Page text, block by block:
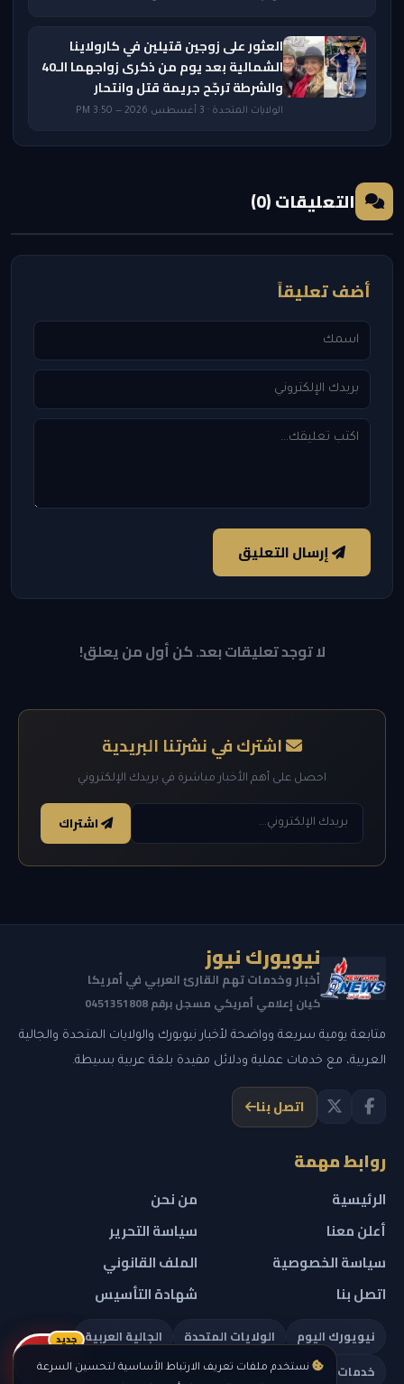
نستخدم ملفات تعريف الارتباط الأساسية لتحسين السرعة
العثور على زوجين قتيلين في كارولاينا
الشمالية بعد يوم من ذكرى زواجهما الـ40
والشرطة ترجّح جريمة قتل وانتحار
الولايات المتحدة · 3 أغسطس 2026 — 3:50 PM
التعليقات (0)
أضف تعليقاً
إرسال التعليق
لا توجد تعليقات بعد. كن أول من يعلق!
اشترك في نشرتنا البريدية
احصل على أهم الأخبار مباشرة في بريدك الإلكتروني
اشتراك
نيويورك نيوز
أخبار وخدمات تهم القارئ العربي في أمريكا
كيان إعلامي أمريكي مسجل برقم 0451351808
متابعة يومية سريعة وواضحة لأخبار نيويورك والولايات المتحدة والجالية
العربية، مع خدمات عملية ودلائل مفيدة بلغة عربية بسيطة.
اتصل بنا
روابط مهمة
الرئيسية
من نحن
أعلن معنا
سياسة التحرير
سياسة الخصوصية
الملف القانوني
اتصل بنا
شهادة التأسيس
نيويورك اليوم الولايات المتحدة
الجالية العربية
خدمات تهمك
ريلز
جديد